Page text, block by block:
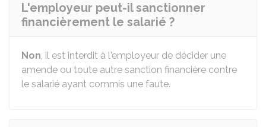
L'employeur peut-il sanctionner
financièrement le salarié ?
Non, il est interdit à l'employeur de décider une
amende ou toute autre sanction financière contre
le salarié ayant commis une faute.